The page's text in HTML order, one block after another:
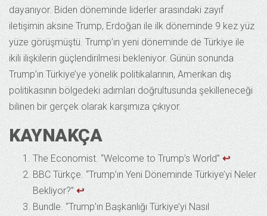
dayanıyor. Biden döneminde liderler arasındaki zayıf
iletişimin aksine Trump, Erdoğan ile ilk döneminde 9 kez yüz
yüze görüşmüştü. Trump’ın yeni döneminde de Türkiye ile
ikili ilişkilerin güçlendirilmesi bekleniyor. Günün sonunda
Trump’ın Türkiye’ye yönelik politikalarının, Amerikan dış
politikasının bölgedeki adımları doğrultusunda şekilleneceği
bilinen bir gerçek olarak karşımıza çıkıyor.
KAYNAKÇA
The Economist. “Welcome to Trump’s World” ↩︎
BBC Türkçe. “Trump’ın Yeni Döneminde Türkiye’yi Neler
Bekliyor?” ↩︎
Bundle. “Trump’ın Başkanlığı Türkiye’yi Nasıl